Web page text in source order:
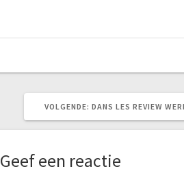
VOLGENDE: VOLGEND
DANS LES REVIEW
Geef een reactie